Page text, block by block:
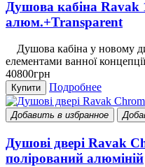
Душова кабіна Ravak
алюм.+Transparent
Душова кабіна у новому
елементами ванної
40800грн
Купити Подробнее
Добавить в избранное
Душові двері Ravak
полірований алюміній